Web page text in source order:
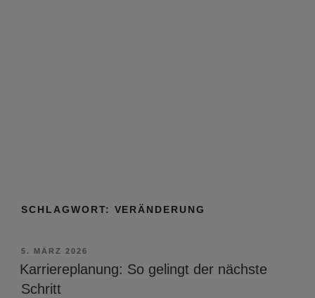
SCHLAGWORT: VERÄNDERUNG
VERÖFFENTLICHT
AM
5. MÄRZ 2026
Karriereplanung: So gelingt der nächste
Schritt